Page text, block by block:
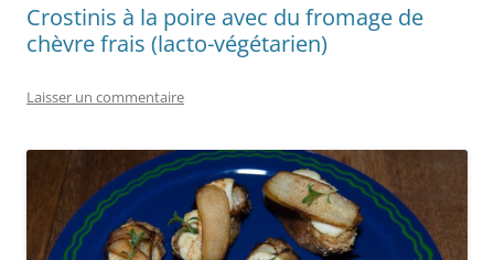
Crostinis à la poire avec du fromage de
chèvre frais (lacto-végétarien)
Laisser un commentaire